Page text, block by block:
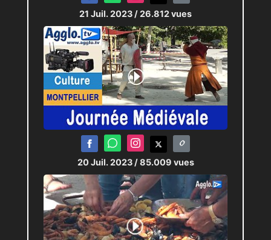
21 Juil. 2023 / 26.812 vues
20 Juil. 2023 / 85.009 vues